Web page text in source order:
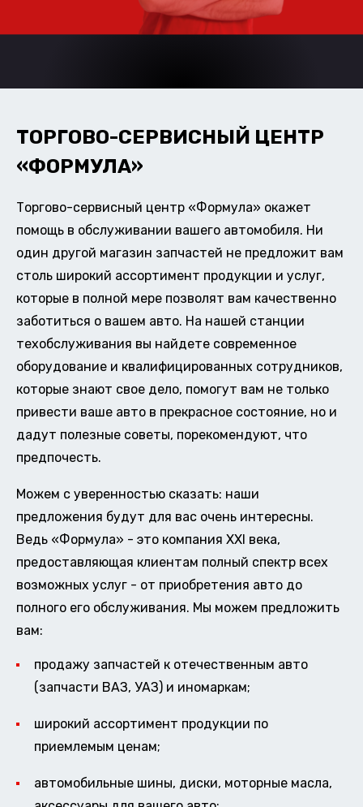
ТОРГОВО-СЕРВИСНЫЙ ЦЕНТР
«ФОРМУЛА»
Торгово-сервисный центр «Формула» окажет
помощь в обслуживании вашего автомобиля. Ни
один другой магазин запчастей не предложит вам
столь широкий ассортимент продукции и услуг,
которые в полной мере позволят вам качественно
заботиться о вашем авто. На нашей станции
техобслуживания вы найдете современное
оборудование и квалифицированных сотрудников,
которые знают свое дело, помогут вам не только
привести ваше авто в прекрасное состояние, но и
дадут полезные советы, порекомендуют, что
предпочесть.
Можем с уверенностью сказать: наши
предложения будут для вас очень интересны.
Ведь «Формула» - это компания XXI века,
предоставляющая клиентам полный спектр всех
возможных услуг - от приобретения авто до
полного его обслуживания. Мы можем предложить
вам:
продажу запчастей к отечественным авто
(запчасти ВАЗ, УАЗ) и иномаркам;
широкий ассортимент продукции по
приемлемым ценам;
автомобильные шины, диски, моторные масла,